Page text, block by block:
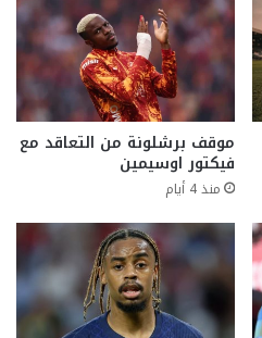
موقف برشلونة من التعاقد مع
فيكتور اوسيمين
منذ 4 أيام